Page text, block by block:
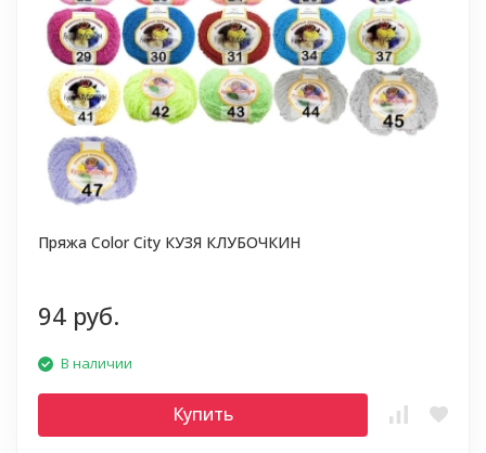
Пряжа Color City КУЗЯ КЛУБОЧКИН
94 руб.
В наличии
Купить